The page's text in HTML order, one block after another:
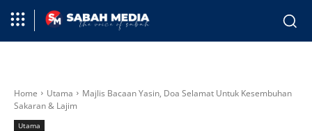
Home Utama
Majlis Bacaan Yasin, Doa Selamat Untuk Kesembuhan
Sakaran & Lajim
Utama